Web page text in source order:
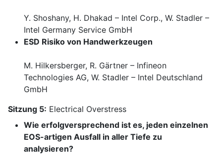
Y. Shoshany, H. Dhakad – Intel Corp., W. Stadler –
Intel Germany Service GmbH
ESD Risiko von Handwerkzeugen
M. Hilkersberger, R. Gärtner – Infineon
Technologies AG, W. Stadler – Intel Deutschland
GmbH
Sitzung 5: Electrical Overstress
Wie erfolgversprechend ist es, jeden einzelnen
EOS-artigen Ausfall in aller Tiefe zu
analysieren?